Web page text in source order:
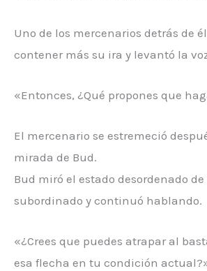
Uno de los mercenarios detrás de
contener más su ira y levantó la
«Entonces, ¿Qué propones que
El mercenario se estremeció
mirada de Bud.
Bud miró el estado desordenado
subordinado y continuó hablando.
«¿Crees que puedes atrapar al
esa flecha en tu condición